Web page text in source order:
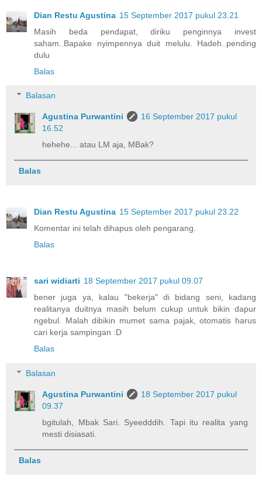
Dian Restu Agustina 15 September 2017 pukul 23.21
Masih beda pendapat, diriku penginnya invest
saham..Bapake nyimpennya duit melulu. Hadeh..pending
dulu
Balas
Balasan
Agustina Purwantini
16 September 2017 pukul
16.52
hehehe... atau LM aja, MBak?
Balas
Dian Restu Agustina 15 September 2017 pukul 23.22
Komentar ini telah dihapus oleh pengarang.
Balas
sari widiarti 18 September 2017 pukul 09.07
bener juga ya, kalau "bekerja" di bidang seni, kadang
realitanya duitnya masih belum cukup untuk bikin dapur
ngebul. Malah dibikin mumet sama pajak, otomatis harus
cari kerja sampingan :D
Balas
Balasan
Agustina Purwantini
18 September 2017 pukul
09.37
bgitulah, Mbak Sari. Syeedddih. Tapi itu realita yang
mesti disiasati.
Balas